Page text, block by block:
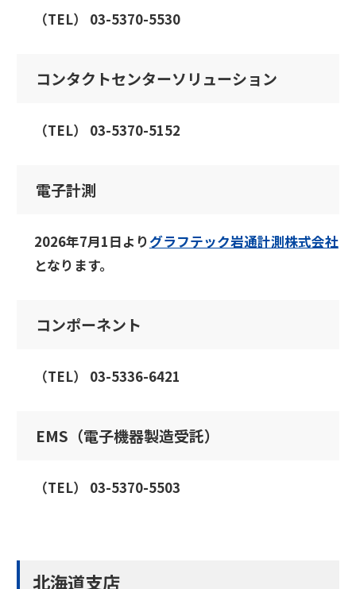
（TEL） 03-5370-5530
コンタクトセンターソリューション
（TEL） 03-5370-5152
電子計測
2026年7月1日よりグラフテック岩通計測株式会社
となります。
コンポーネント
（TEL） 03-5336-6421
EMS（電子機器製造受託）
（TEL） 03-5370-5503
北海道支店